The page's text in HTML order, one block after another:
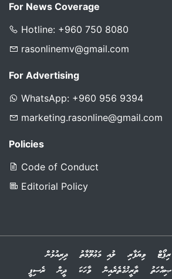
For News Coverage
Hotline: +960 750 8080
rasonlinemv@gmail.com
For Advertising
WhatsApp: +960 956 9394
marketing.rasonline@gmail.com
Policies
Code of Conduct
Editorial Policy
ރިޕޯޓް ވިޔަފާރި ލުއި މަޢުލޫމާތު
ދިރިއުޅުން
ޞިއްހަތު ތާރީޚުގެތެރެއިން ވާހަކަ ދީން ރެސިޕީ